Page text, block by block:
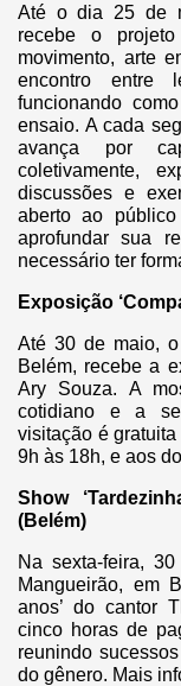
Até o dia 25 de
recebe o
movimento, arte
encontro entre
funcionando
ensaio. A cada
avança por
coletivamente,
discussões e
aberto ao
aprofundar sua
necessário ter
Exposição
Até 30 de maio,
Belém, recebe a
Ary Souza. A
cotidiano e a
visitação é
9h às 18h, e aos
Show
(Belém)
Na sexta-feira,
Mangueirão, em
anos’ do cantor
cinco horas de
reunindo
do gênero. Mais